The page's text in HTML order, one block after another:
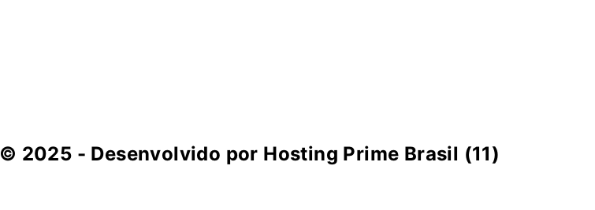
© 2025 - Desenvolvido por Hosting Prime Brasil (11)